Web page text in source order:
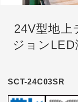
24V型地
ジョン
SCT-24C03SR